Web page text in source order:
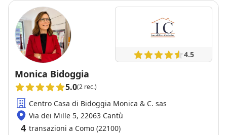
4.5
Monica Bidoggia
5.0(2 rec.)
Centro Casa di Bidoggia Monica & C. sas
Via dei Mille 5, 22063 Cantù
4 transazioni a Como (22100)